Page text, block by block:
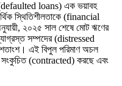
(defaulted loans) এক ভয়াবহ
স্থিতিশীলতাকে (financial
২০২৫ সাল শেষে মোট ঋণের
সম্পদের (distressed
এই বিপুল পরিমাণ অচল
সংকুচিত (contracted) করছে এবং